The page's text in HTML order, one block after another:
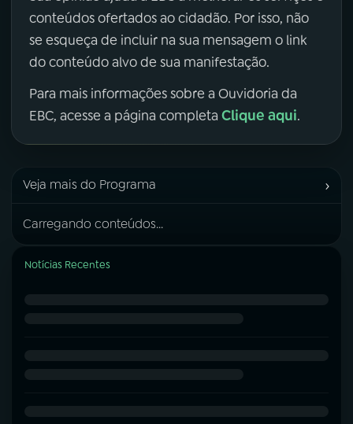
conteúdos ofertados ao cidadão. Por isso, não
se esqueça de incluir na sua mensagem o link
do conteúdo alvo de sua manifestação.
Para mais informações sobre a Ouvidoria da
EBC, acesse a página completa Clique aqui.
Veja mais do Programa ›
Carregando conteúdos...
Notícias Recentes